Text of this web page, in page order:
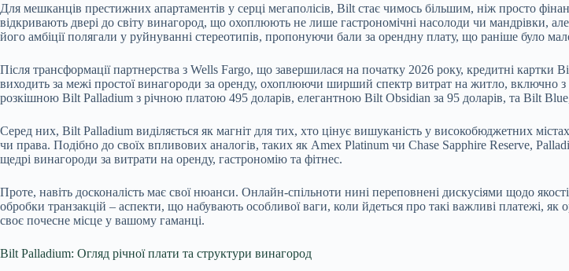
Для мешканців престижних апартаментів у серці мегаполісів, Bilt стає чимось більшим, ніж просто
відкривають двері до світу винагород, що охоплюють не лише гастрономічні насолоди чи мандрівки,
його амбіції полягали у руйнуванні стереотипів, пропонуючи бали за орендну плату, що раніше було
Після трансформації партнерства з Wells Fargo, що завершилася на початку 2026 року, кредитні
виходить за межі простої винагороди за оренду, охоплюючи ширший спектр витрат на житло, включно
розкішною Bilt Palladium з річною платою 495 доларів, елегантною Bilt Obsidian за 95 доларів, та Bilt
Серед них, Bilt Palladium виділяється як магніт для тих, хто цінує вишуканість у високобюджетних
чи права. Подібно до своїх впливових аналогів, таких як Amex Platinum чи Chase Sapphire Reserve,
щедрі винагороди за витрати на оренду, гастрономію та фітнес.
Проте, навіть досконалість має свої нюанси. Онлайн-спільноти нині переповнені дискусіями щодо
обробки транзакцій – аспекти, що набувають особливої ваги, коли йдеться про такі важливі платежі,
своє почесне місце у вашому гаманці.
Bilt Palladium: Огляд річної плати та структури винагород